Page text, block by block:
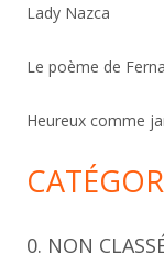
e
Lady Nazca
Le poème de
Heureux comme
0. NON